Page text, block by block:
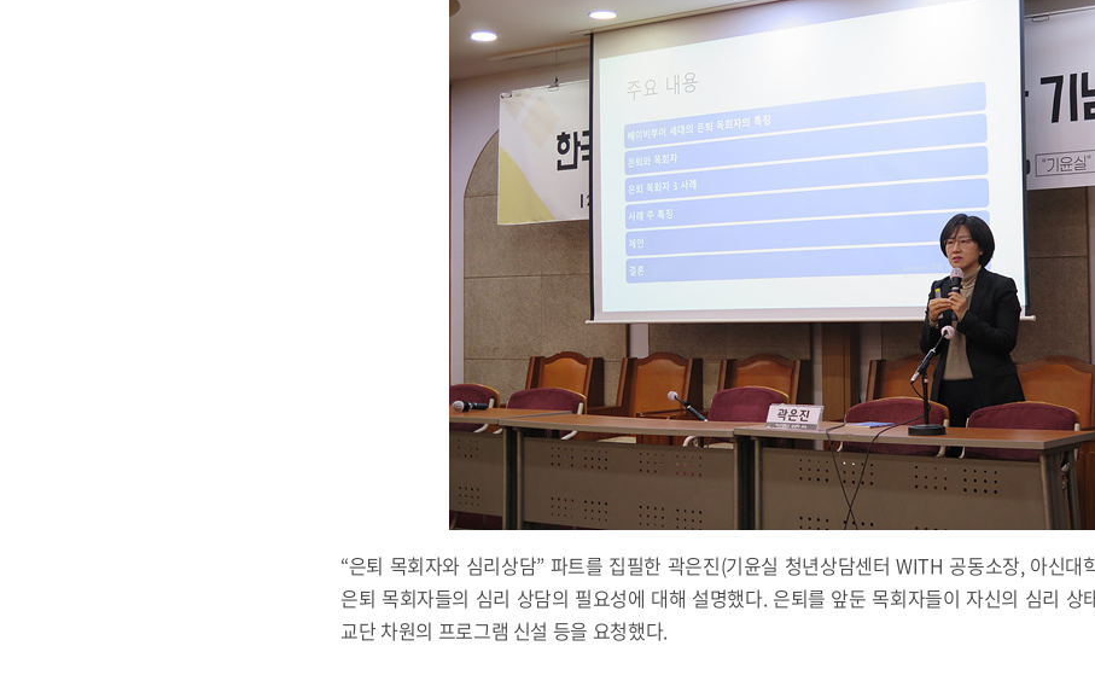
“은퇴 목회자와 심리상담” 파트를 집필한 곽은진(기윤실 청년상담센터 WITH 공동소장, 아신대
은퇴 목회자들의 심리 상담의 필요성에 대해 설명했다. 은퇴를 앞둔 목회자들이 자신의 심리 상
교단 차원의 프로그램 신설 등을 요청했다.